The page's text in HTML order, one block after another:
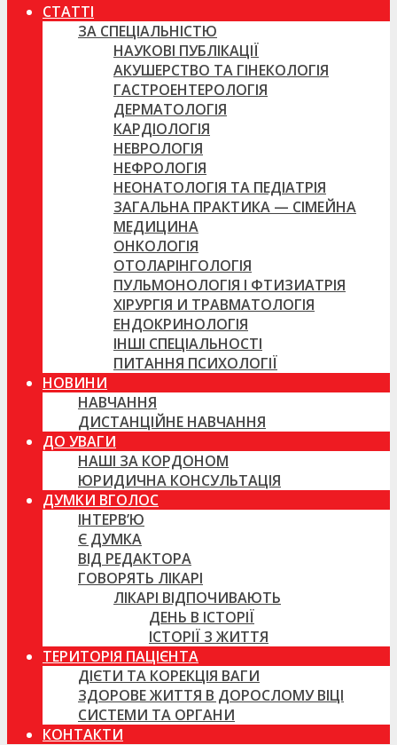
СТАТТІ
ЗА СПЕЦІАЛЬНІСТЮ
НАУКОВІ ПУБЛІКАЦІЇ
АКУШЕРСТВО ТА ГІНЕКОЛОГІЯ
ГАСТРОЕНТЕРОЛОГІЯ
ДЕРМАТОЛОГІЯ
КАРДІОЛОГІЯ
НЕВРОЛОГІЯ
НЕФРОЛОГІЯ
НЕОНАТОЛОГІЯ ТА ПЕДІАТРІЯ
ЗАГАЛЬНА ПРАКТИКА — СІМЕЙНА
МЕДИЦИНА
ОНКОЛОГІЯ
ОТОЛАРІНГОЛОГІЯ
ПУЛЬМОНОЛОГІЯ І ФТИЗИАТРІЯ
ХІРУРГІЯ И ТРАВМАТОЛОГІЯ
ЕНДОКРИНОЛОГІЯ
ІНШІ СПЕЦІАЛЬНОСТІ
ПИТАННЯ ПСИХОЛОГІЇ
НОВИНИ
НАВЧАННЯ
ДИСТАНЦІЙНЕ НАВЧАННЯ
ДО УВАГИ
НАШІ ЗА КОРДОНОМ
ЮРИДИЧНА КОНСУЛЬТАЦІЯ
ДУМКИ ВГОЛОС
ІНТЕРВ’Ю
Є ДУМКА
ВІД РЕДАКТОРА
ГОВОРЯТЬ ЛІКАРІ
ЛІКАРІ ВІДПОЧИВАЮТЬ
ДЕНЬ В ІСТОРІЇ
ІСТОРІЇ З ЖИТТЯ
ТЕРИТОРІЯ ПАЦІЄНТА
ДІЄТИ ТА КОРЕКЦІЯ ВАГИ
ЗДОРОВЕ ЖИТТЯ В ДОРОСЛОМУ ВІЦІ
СИСТЕМИ ТА ОРГАНИ
КОНТАКТИ